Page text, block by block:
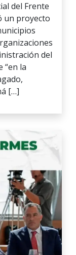
del Frente
un proyecto
del
“en la
[…]